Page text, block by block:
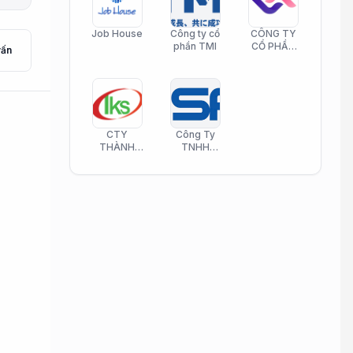
Job House
Công ty cổ
phần TMI
CÔNG TY
CỔ PHẦN
CTY
THÀNH
PHAMATECH
Công Ty
TNHH
Phần Mềm